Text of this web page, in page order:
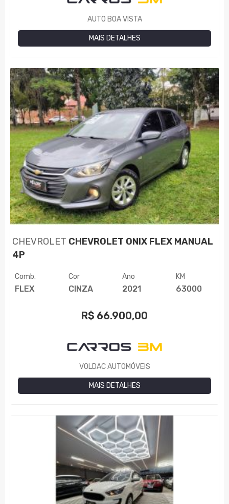
AUTO BOA VISTA
MAIS DETALHES
CHEVROLET CHEVROLET ONIX FLEX MANUAL
4P
Comb.
FLEX
Cor
CINZA
Ano
2021
KM
63000
R$ 66.900,00
VOLDAC AUTOMÓVEIS
MAIS DETALHES